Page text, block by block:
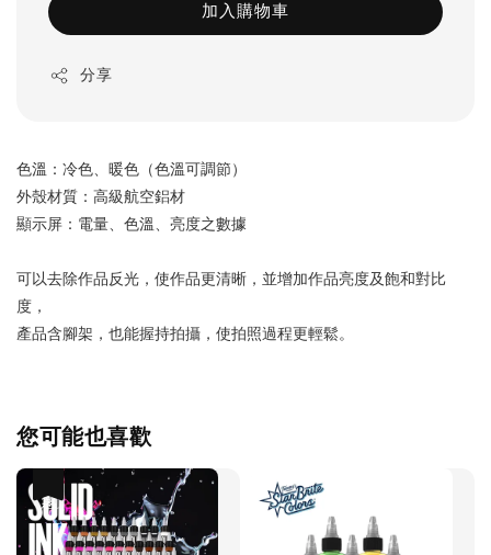
加入購物車
分享
色溫：冷色、暖色（色溫可調節）
外殼材質：高級航空鋁材
顯示屏：電量、色溫、亮度之數據
可以去除作品反光，使作品更清晰，並增加作品亮度及飽和對比
度，
產品含腳架，也能握持拍攝，使拍照過程更輕鬆。
您可能也喜歡